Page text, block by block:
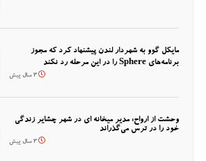
مایکل گوو به شهردار لندن پیشنهاد کرد که مجوز
برنامه‌های Sphere را در این مرحله رد نکند
3 سال پیش
وحشت از ارواح: مدیر میخانه ای در شهر چشایر زندگی
خود را در ترس می‌گذراند
3 سال پیش